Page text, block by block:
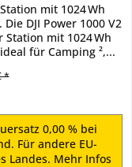
mit 1024 Wh
DJI Power 1000 V2
mit 1024 Wh
für Camping ²,...
*
0,00 % bei
Für andere EU-
Landes. Mehr Infos